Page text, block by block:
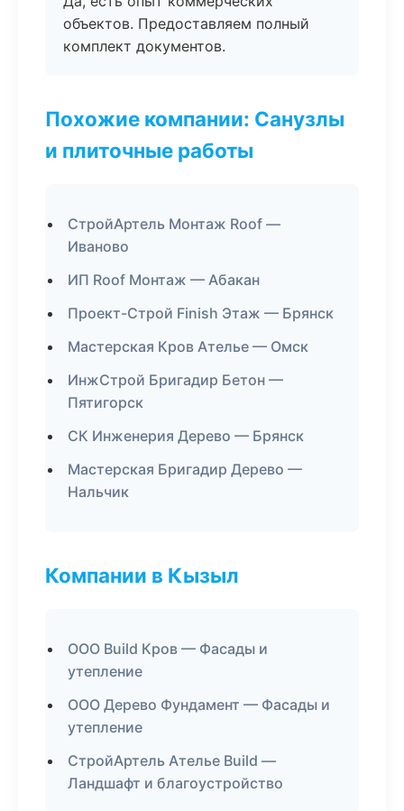
объектов. Предоставляем полный
комплект документов.
Похожие компании: Санузлы
и плиточные работы
СтройАртель Монтаж Roof —
Иваново
ИП Roof Монтаж — Абакан
Проект-Строй Finish Этаж — Брянск
Мастерская Кров Ателье — Омск
ИнжСтрой Бригадир Бетон —
Пятигорск
СК Инженерия Дерево — Брянск
Мастерская Бригадир Дерево —
Нальчик
Компании в Кызыл
ООО Build Кров — Фасады и
утепление
ООО Дерево Фундамент — Фасады и
утепление
СтройАртель Ателье Build —
Ландшафт и благоустройство